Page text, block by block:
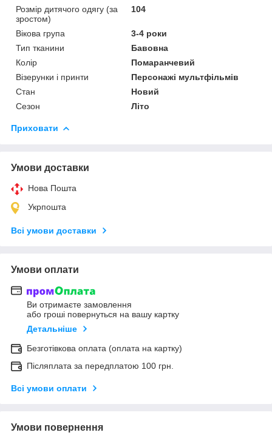
Розмір дитячого одягу (за
зростом)
104
Вікова група
3-4 роки
Тип тканини
Бавовна
Колір
Помаранчевий
Візерунки і принти
Персонажі мультфільмів
Стан
Новий
Сезон
Літо
Приховати
Умови доставки
Нова Пошта
Укрпошта
Всі умови доставки
Умови оплати
Ви отримаєте замовлення
або гроші повернуться на вашу картку
Детальніше
Безготівкова оплата (оплата на картку)
Післяплата за передплатою 100 грн.
Всі умови оплати
Умови повернення